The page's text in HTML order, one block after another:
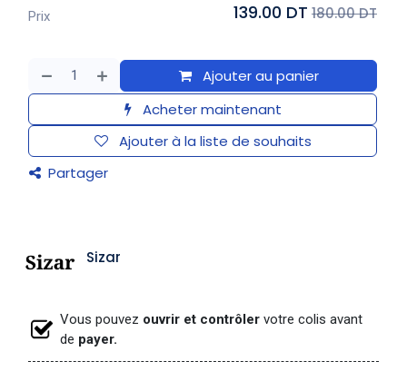
Ajouter au panier
Acheter maintenant
Ajouter à la liste de souhaits
Partager
Prix 139.00 DT 180.00 DT
Sizar
Vous pouvez ouvrir et contrôler votre colis avant
de payer.